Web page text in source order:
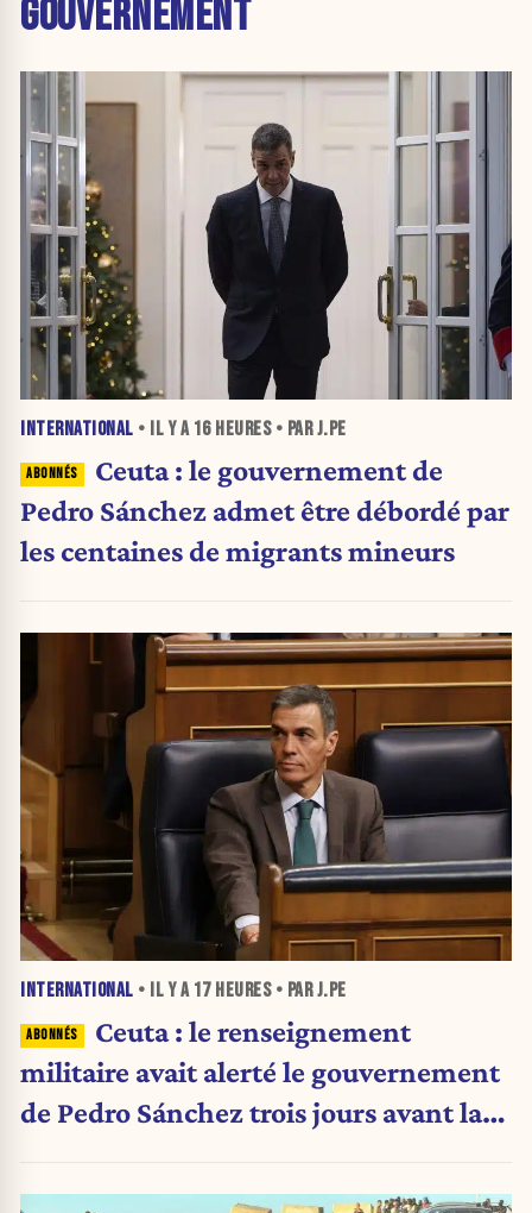
GOUVERNEMENT
INTERNATIONAL • IL Y A 16 HEURES• PAR J.PE
Ceuta : le gouvernement de
Pedro Sánchez admet être débordé par
les centaines de migrants mineurs
INTERNATIONAL • IL Y A 17 HEURES• PAR J.PE
Ceuta : le renseignement
militaire avait alerté le gouvernement
de Pedro Sánchez trois jours avant la